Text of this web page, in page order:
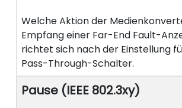
Welche Aktion der
Empfang einer Far-End Fault-
richtet sich nach der Einstellung
Pass-Through-Schalter.
Pause (IEEE 802.3xy)